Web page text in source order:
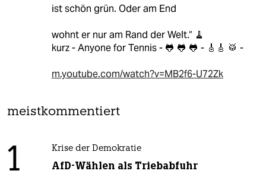
ist schön grün. Oder am End
wohnt er nur am Rand der Welt.“ 🧹
kurz - Anyone for Tennis - 🐸 🐸 🐸 - 🎸🎸 🥁 -
m.youtube.com/watch?v=MB2f6-U72Zk
meistkommentiert
1 Krise der Demokratie
AfD-Wählen als Triebabfuhr